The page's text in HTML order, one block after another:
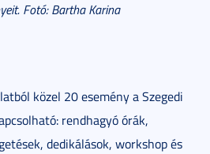
Fotó: Bartha Karina
közel 20 esemény a Szegedi
rendhagyó órák,
dedikálások, workshop és